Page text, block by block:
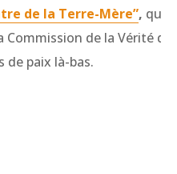
de la Terre-Mère”, qui
de la Vérité
de paix là-bas.